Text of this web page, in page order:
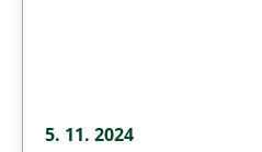
5. 11. 2024